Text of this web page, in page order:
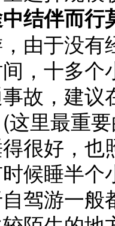
结伴而行
于没有
，十多
故，建
这里最重
很好，
候睡半
游一般